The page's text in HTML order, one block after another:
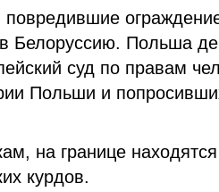
повредившие
Белоруссию. Польша
суд по правам
Польши и
на границе
курдов.